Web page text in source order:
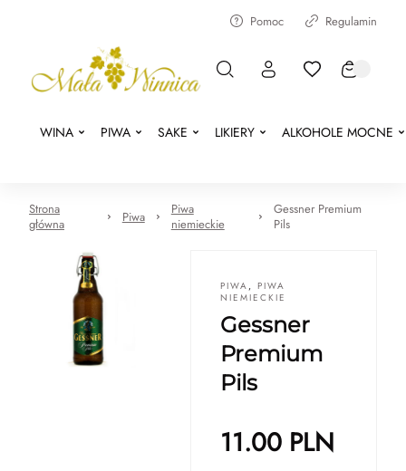
Pomoc Regulamin
WINA PIWA SAKE LIKIERY ALKOHOLE MOCNE
Strona
główna
Piwa
Piwa
niemieckie
Gessner Premium
Pils
PIWA , PIWA
NIEMIECKIE
Gessner
Premium
Pils
11.00PLN